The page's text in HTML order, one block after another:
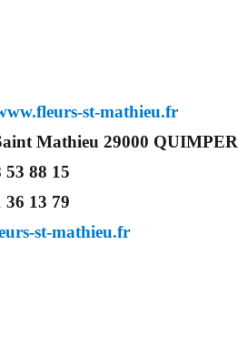
st-mathieu.fr
Mathieu 29000 QUIMPER
53 88 15
36 13 79
st-mathieu.fr